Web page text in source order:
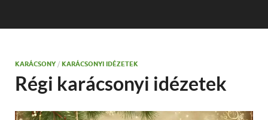
KARÁCSONY / KARÁCSONYI IDÉZETEK
Régi karácsonyi idézetek